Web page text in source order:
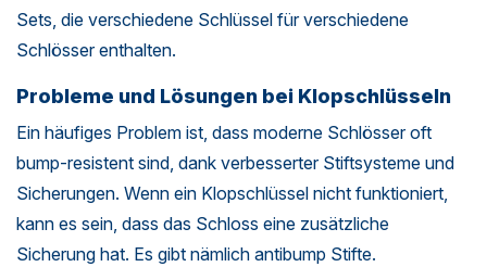
Sets, die verschiedene Schlüssel für verschiedene
Schlösser enthalten.
Probleme und Lösungen bei Klopschlüsseln
Ein häufiges Problem ist, dass moderne Schlösser oft
bump-resistent sind, dank verbesserter Stiftsysteme und
Sicherungen. Wenn ein Klopschlüssel nicht funktioniert,
kann es sein, dass das Schloss eine zusätzliche
Sicherung hat. Es gibt nämlich antibump Stifte.